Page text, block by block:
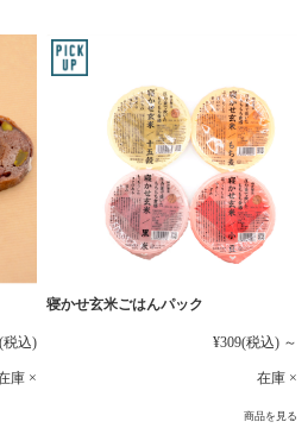
税込)
庫 ×
寝かせ玄米ごはんパック
¥309(税込) ～
在庫 ×
商品を見る